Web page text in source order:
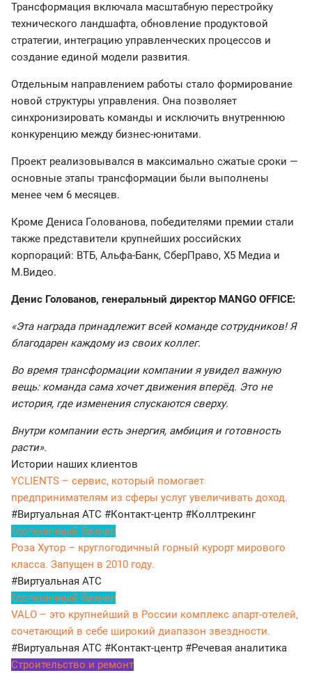
Трансформация включала масштабную перестройку
технического ландшафта, обновление продуктовой
стратегии, интеграцию управленческих процессов и
создание единой модели развития.
Отдельным направлением работы стало формирование
новой структуры управления. Она позволяет
синхронизировать команды и исключить внутреннюю
конкуренцию между бизнес-юнитами.
Проект реализовывался в максимально сжатые сроки —
основные этапы трансформации были выполнены
менее чем 6 месяцев.
Кроме Дениса Голованова, победителями премии стали
также представители крупнейших российских
корпораций: ВТБ, Альфа-Банк, СберПраво, X5 Медиа и
М.Видео.
Денис Голованов, генеральный директор MANGO OFFICE:
«Эта награда принадлежит всей команде сотрудников! Я
благодарен каждому из своих коллег.
Во время трансформации компании я увидел важную
вещь: команда сама хочет движения вперёд. Это не
история, где изменения спускаются сверху.
Внутри компании есть энергия, амбиция и готовность
расти».
Истории наших клиентов
YCLIENTS – сервис, который помогает
предпринимателям из сферы услуг увеличивать доход.
#Виртуальная АТС #Контакт-центр #Коллтрекинг
Гостиничный бизнес
Роза Хутор – круглогодичный горный курорт мирового
класса. Запущен в 2010 году.
#Виртуальная АТС
Гостиничный бизнес
VALO – это крупнейший в России комплекс апарт-отелей,
сочетающий в себе широкий диапазон звездности.
#Виртуальная АТС #Контакт-центр #Речевая аналитика
Строительство и ремонт